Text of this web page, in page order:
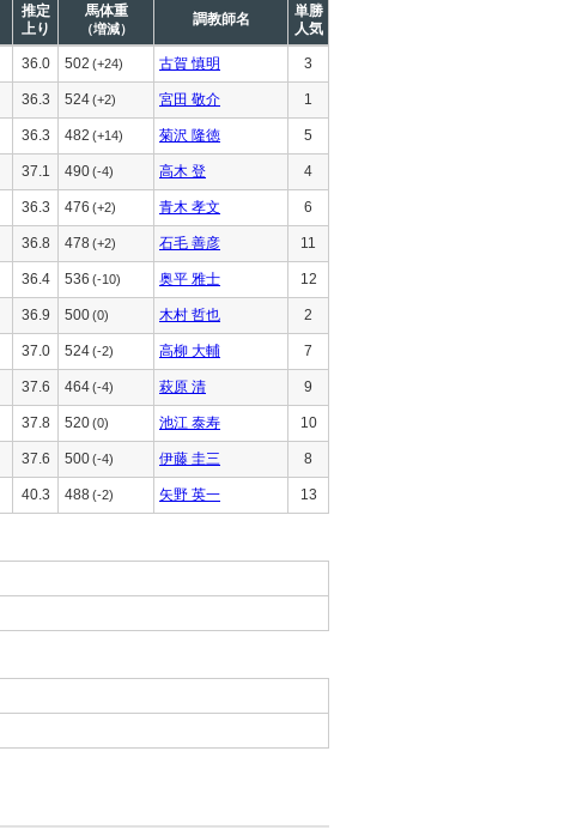
推定
上り
馬体重
（増減）
調教師名
単勝
人気
36.0 502 (+24) 古賀 慎明 3
36.3 524(+2) 宮田 敬介 1
36.3 482 (+14) 菊沢 隆徳 5
37.1 490(-4) 高木 登 4
36.3 476 (+2) 青木 孝文 6
36.8 478 (+2) 石毛 善彦 11
36.4 536 (-10) 奥平 雅士 12
36.9 500(0) 木村 哲也 2
37.0 524(-2) 高柳 大輔 7
37.6 464(-4) 萩原 清 9
37.8 520(0) 池江 泰寿 10
37.6 500(-4) 伊藤 圭三 8
40.3 488(-2) 矢野 英一 13